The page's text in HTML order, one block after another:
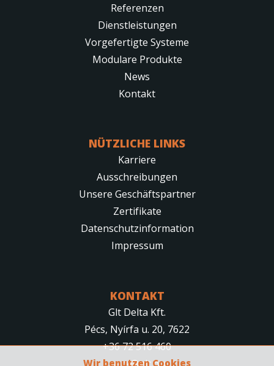
Referenzen
Dienstleistungen
Vorgefertigte Systeme
Modulare Produkte
News
Kontakt
NÜTZLICHE LINKS
Karriere
Ausschreibungen
Unsere Geschäftspartner
Zertifikate
Datenschutzinformation
Impressum
KONTAKT
Glt Delta Kft.
Pécs, Nyírfa u. 20, 7622
+36 72 516 460
Wir benutzen Cookies